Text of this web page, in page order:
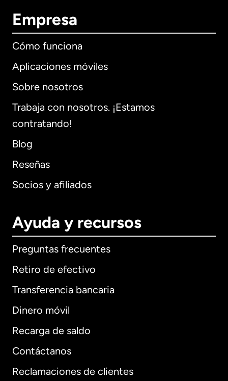
Empresa
Cómo funciona
Aplicaciones móviles
Sobre nosotros
Trabaja con nosotros. ¡Estamos
contratando!
Blog
Reseñas
Socios y afiliados
Ayuda y recursos
Preguntas frecuentes
Retiro de efectivo
Transferencia bancaria
Dinero móvil
Recarga de saldo
Contáctanos
Reclamaciones de clientes